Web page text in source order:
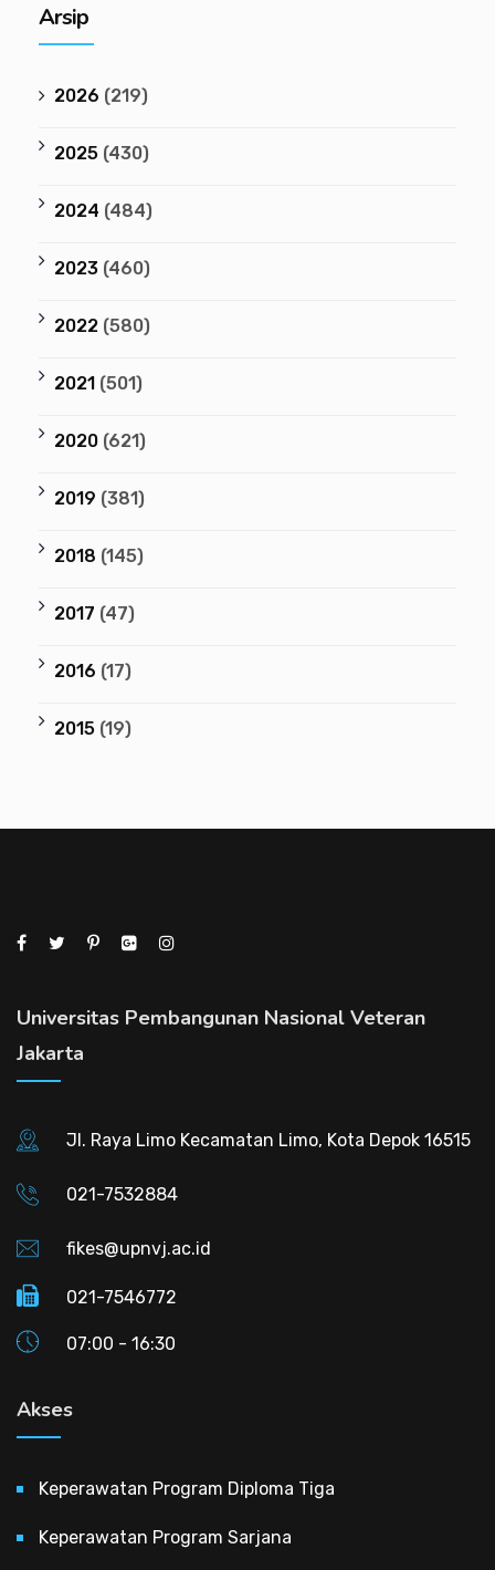
Arsip
2026 (219)
2025 (430)
2024 (484)
2023 (460)
2022 (580)
2021 (501)
2020 (621)
2019 (381)
2018 (145)
2017 (47)
2016 (17)
2015 (19)
Universitas Pembangunan Nasional Veteran
Jakarta
Jl. Raya Limo Kecamatan Limo, Kota Depok 16515
021-7532884
fikes@upnvj.ac.id
021-7546772
07:00 - 16:30
Akses
Keperawatan Program Diploma Tiga
Keperawatan Program Sarjana